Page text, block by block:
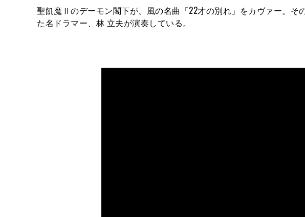
聖飢魔Ⅱのデーモン閣下が、風の名曲「22才の別れ」をカヴァー。そ
た名ドラマー、林 立夫が演奏している。